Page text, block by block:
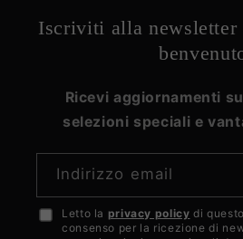
Iscriviti alla newsletter
Ricevi aggiornamenti
selezioni speciali e
Indirizzo email
Accetto
Letto la privacy policy di
consenso per la ricezione di